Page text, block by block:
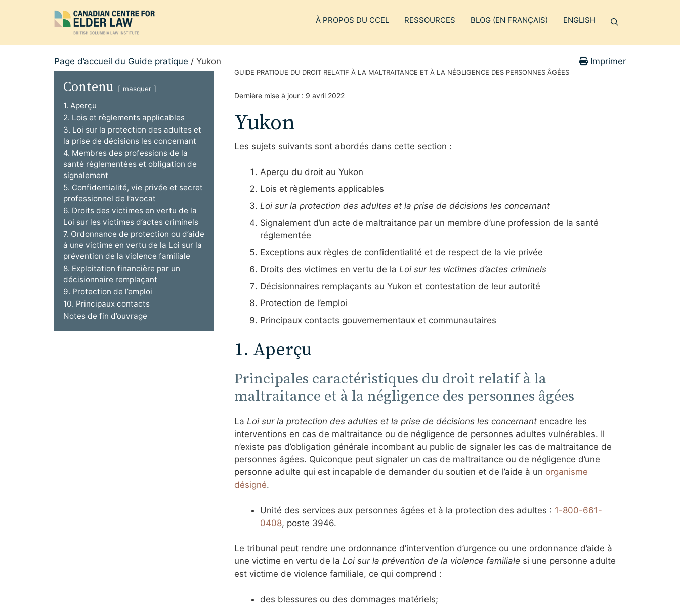
À PROPOS DU CCEL RESSOURCES BLOG (EN FRANÇAIS) ENGLISH
Page d’accueil du Guide pratique / Yukon Imprimer
GUIDE PRATIQUE DU DROIT RELATIF À LA MALTRAITANCE ET À LA NÉGLIGENCE DES PERSONNES ÂGÉES
Dernière mise à jour : 9 avril 2022
Yukon
Les sujets suivants sont abordés dans cette section :
Aperçu du droit au Yukon
Lois et règlements applicables
Loi sur la protection des adultes et la prise de décisions les concernant
Signalement d’un acte de maltraitance par un membre d’une profession de la santé
réglementée
Exceptions aux règles de confidentialité et de respect de la vie privée
Droits des victimes en vertu de la Loi sur les victimes d’actes criminels
Décisionnaires remplaçants au Yukon et contestation de leur autorité
Protection de l’emploi
Principaux contacts gouvernementaux et communautaires
1. Aperçu
Principales caractéristiques du droit relatif à la
maltraitance et à la négligence des personnes âgées
La Loi sur la protection des adultes et la prise de décisions les concernant encadre les
interventions en cas de maltraitance ou de négligence de personnes adultes vulnérables. Il
n’existe pas d’obligation générale incombant au public de signaler les cas de maltraitance de
personnes âgées. Quiconque peut signaler un cas de maltraitance ou de négligence d’une
personne adulte qui est incapable de demander du soutien et de l’aide à un organisme
désigné.
Unité des services aux personnes âgées et à la protection des adultes : 1-800-661-
0408, poste 3946.
Le tribunal peut rendre une ordonnance d’intervention d’urgence ou une ordonnance d’aide à
une victime en vertu de la Loi sur la prévention de la violence familiale si une personne adulte
est victime de violence familiale, ce qui comprend :
des blessures ou des dommages matériels;
Contenu masquer
1. Aperçu
2. Lois et règlements applicables
3. Loi sur la protection des adultes et
la prise de décisions les concernant
4. Membres des professions de la
santé réglementées et obligation de
signalement
5. Confidentialité, vie privée et secret
professionnel de l’avocat
6. Droits des victimes en vertu de la
Loi sur les victimes d’actes criminels
7. Ordonnance de protection ou d’aide
à une victime en vertu de la Loi sur la
prévention de la violence familiale
8. Exploitation financière par un
décisionnaire remplaçant
9. Protection de l’emploi
10. Principaux contacts
Notes de fin d’ouvrage